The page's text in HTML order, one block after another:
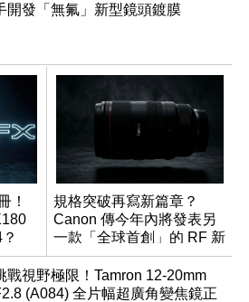
開發「無氟」新型鏡頭鍍膜
！
規格突破再寫新篇章？
Canon 傳今年內將發表另
一款「全球首創」的 RF 新
鏡頭
戰視野極限！Tamron 12-20mm
(A084) 全片幅超廣角變焦鏡正